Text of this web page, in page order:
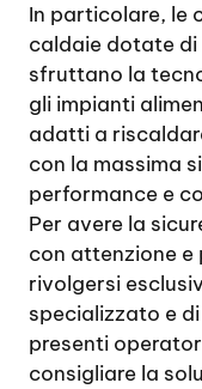
In particolare, le
caldaie dotate di
sfruttano la
gli impianti
adatti a
con la massima
performance e
Per avere la
con attenzione e
rivolgersi
specializzato e
presenti
consigliare la